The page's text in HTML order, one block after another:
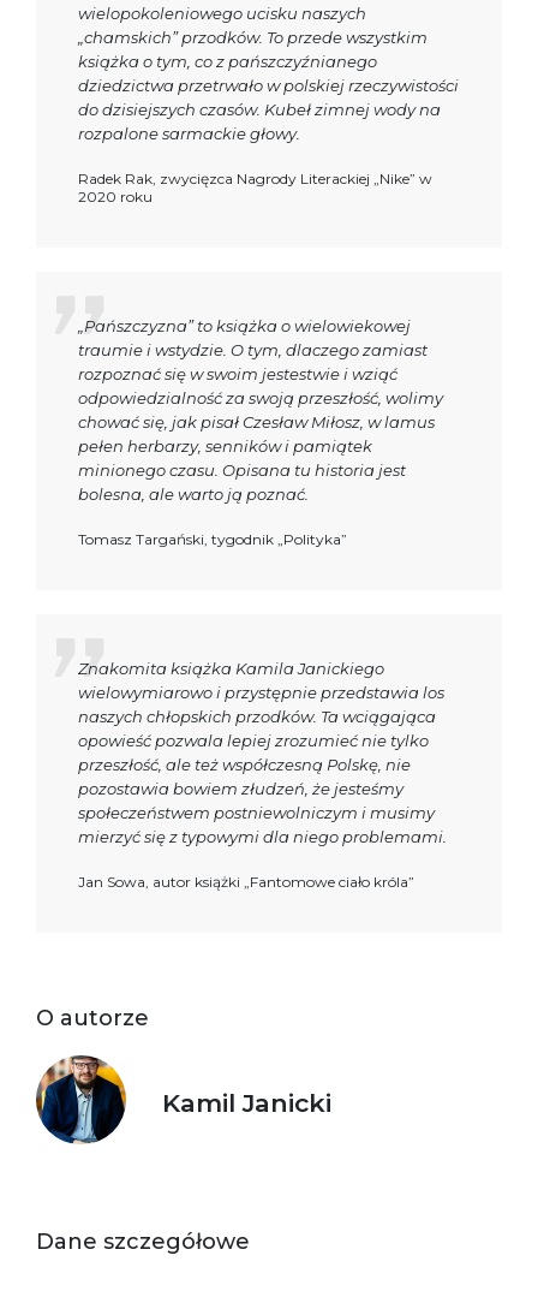
wielopokoleniowego ucisku naszych
„chamskich” przodków. To przede wszystkim
książka o tym, co z pańszczyźnianego
dziedzictwa przetrwało w polskiej rzeczywistości
do dzisiejszych czasów. Kubeł zimnej wody na
rozpalone sarmackie głowy.
Radek Rak, zwycięzca Nagrody Literackiej „Nike” w
2020 roku
„Pańszczyzna” to książka o wielowiekowej
traumie i wstydzie. O tym, dlaczego zamiast
rozpoznać się w swoim jestestwie i wziąć
odpowiedzialność za swoją przeszłość, wolimy
chować się, jak pisał Czesław Miłosz, w lamus
pełen herbarzy, senników i pamiątek
minionego czasu. Opisana tu historia jest
bolesna, ale warto ją poznać.
Tomasz Targański, tygodnik „Polityka”
Znakomita książka Kamila Janickiego
wielowymiarowo i przystępnie przedstawia los
naszych chłopskich przodków. Ta wciągająca
opowieść pozwala lepiej zrozumieć nie tylko
przeszłość, ale też współczesną Polskę, nie
pozostawia bowiem złudzeń, że jesteśmy
społeczeństwem postniewolniczym i musimy
mierzyć się z typowymi dla niego problemami.
Jan Sowa, autor książki „Fantomowe ciało króla”
O autorze
Kamil Janicki
Dane szczegółowe